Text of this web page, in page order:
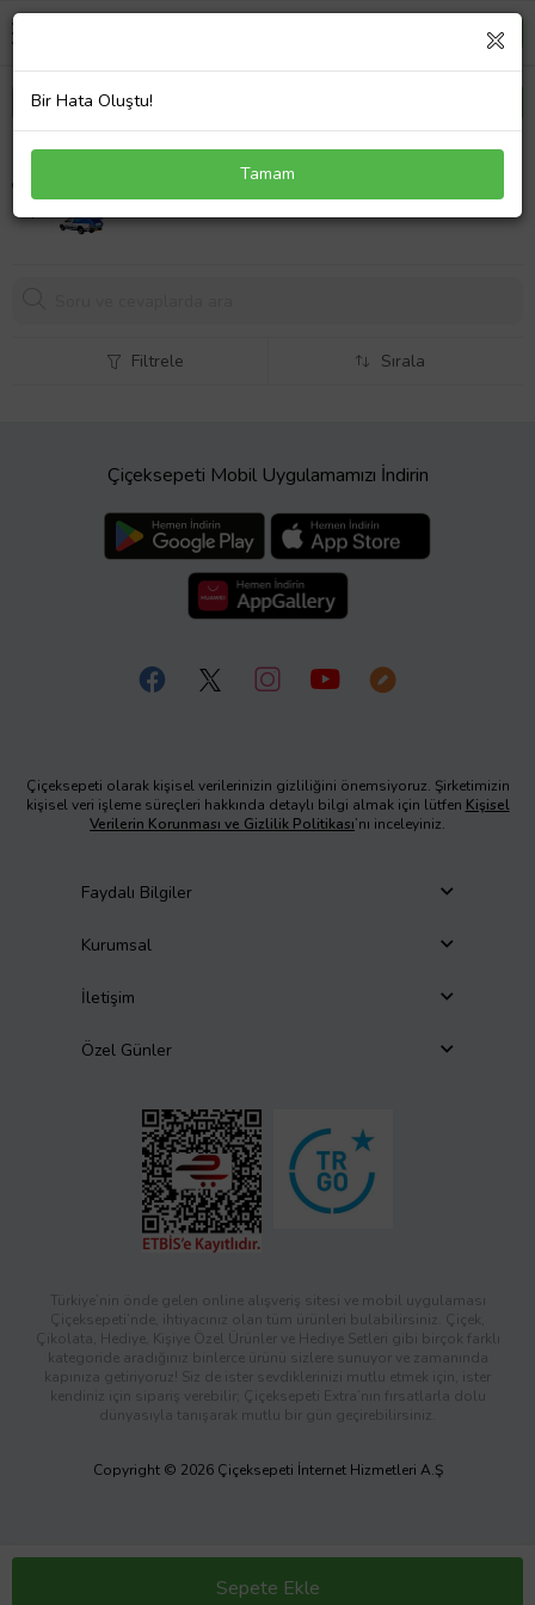
2x3 Ebatlı Pvc Branda Gölgelık Su Geçırmez Çadır
Sepete Ekle
Filtrele Sırala
Çiçeksepeti Mobil Uygulamamızı İndirin
Çiçeksepeti olarak kişisel verilerinizin gizliliğini önemsiyoruz. Şirketimizin
kişisel veri işleme süreçleri hakkında detaylı bilgi almak için lütfen Kişisel
Verilerin Korunması ve Gizlilik Politikası’nı inceleyiniz.
Faydalı Bilgiler
Kurumsal
İletişim
Özel Günler
Türkiye’nin önde gelen online alışveriş sitesi ve mobil uygulaması
Çiçeksepeti’nde, ihtiyacınız olan tüm ürünleri bulabilirsiniz. Çiçek,
Çikolata, Hediye, Kişiye Özel Ürünler ve Hediye Setleri gibi birçok farklı
kategoride aradığınız binlerce ürünü sizlere sunuyor ve zamanında
kapınıza getiriyoruz! Siz de ister sevdiklerinizi mutlu etmek için, ister
kendiniz için sipariş verebilir; Çiçeksepeti Extra’nın fırsatlarla dolu
dünyasıyla tanışarak mutlu bir gün geçirebilirsiniz.
Copyright © 2026 Çiçeksepeti İnternet Hizmetleri A.Ş
Bir Hata Oluştu!
Tamam